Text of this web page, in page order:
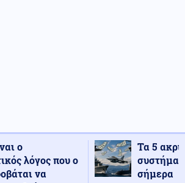
ο
λόγος που ο
να
Τα 5
σήμερα